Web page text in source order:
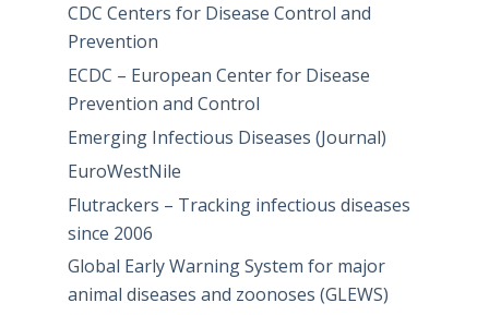
CDC Centers for Disease Control and
Prevention
ECDC – European Center for Disease
Prevention and Control
Emerging Infectious Diseases (Journal)
EuroWestNile
Flutrackers – Tracking infectious diseases
since 2006
Global Early Warning System for major
animal diseases and zoonoses (GLEWS)